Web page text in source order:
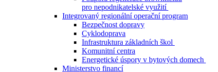
pro nepodnikatelské využití
Integrovaný regionální operační program
Bezpečnost dopravy
Cyklodoprava
Infrastruktura základních škol
Komunitní centra
Energetické úspory v bytových domech
Ministerstvo financí